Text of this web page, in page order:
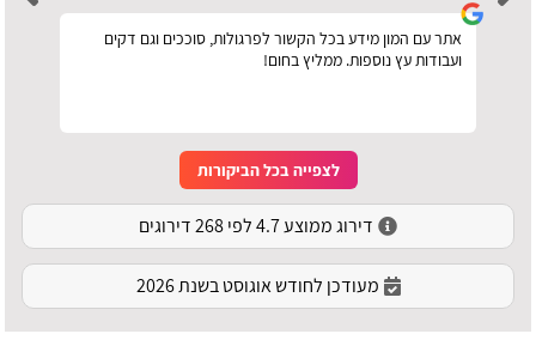
אתר עם המון מידע בכל הקשור לפרגולות, סוככים וגם דקים
ועבודות עץ נוספות. ממליץ בחום!
לצפייה בכל הביקורות
דירוג ממוצע 4.7 לפי 268 דירוגים
מעודכן לחודש אוגוסט בשנת 2026